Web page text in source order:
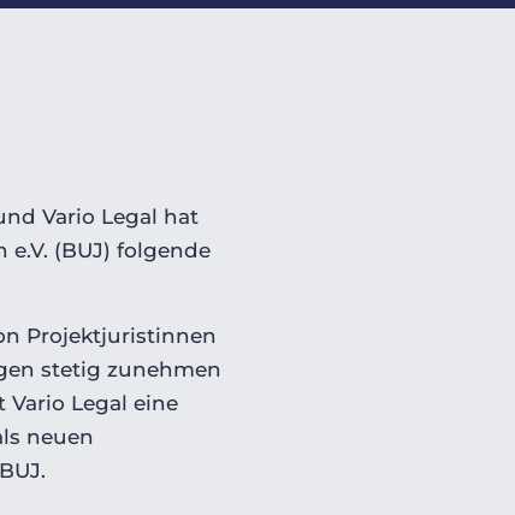
Vario Legal hat
(BUJ) folgende
Projektjuristinnen
stetig zunehmen
Legal eine
neuen